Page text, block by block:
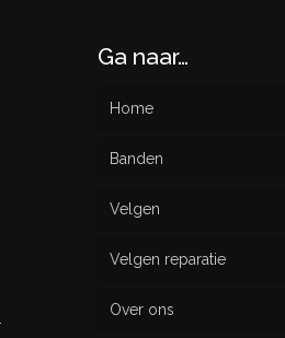
Ga naar…
Home
Banden
Nieuw
Gebruikt
Velgen
Velgen reparatie
Over ons